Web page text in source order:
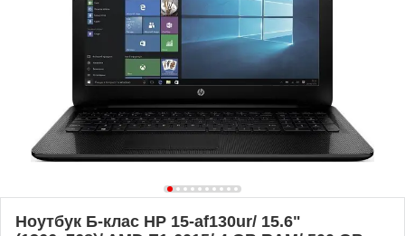
Ноутбук Б-клас HP 15-af130ur/ 15.6"